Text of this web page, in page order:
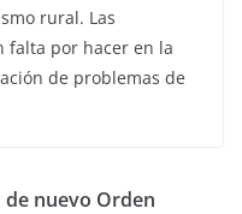
rural. Las
falta por hacer en la
de problemas de
de nuevo Orden